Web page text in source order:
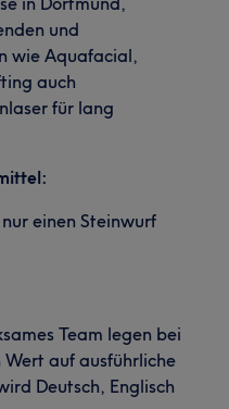
und
wie Aquafacial,
auch
für lang
einen Steinwurf
Team legen bei
auf ausführliche
Deutsch, Englisch